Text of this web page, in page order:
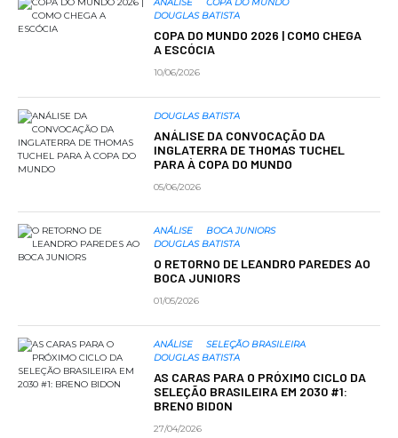
DOUGLAS BATISTA
COPA DO MUNDO 2026 | COMO CHEGA
A ESCÓCIA
10/06/2026
DOUGLAS BATISTA
ANÁLISE DA CONVOCAÇÃO DA
INGLATERRA DE THOMAS TUCHEL
PARA À COPA DO MUNDO
05/06/2026
ANÁLISE
BOCA JUNIORS
DOUGLAS BATISTA
O RETORNO DE LEANDRO PAREDES AO
BOCA JUNIORS
01/05/2026
ANÁLISE
SELEÇÃO BRASILEIRA
DOUGLAS BATISTA
AS CARAS PARA O PRÓXIMO CICLO DA
SELEÇÃO BRASILEIRA EM 2030 #1:
BRENO BIDON
27/04/2026